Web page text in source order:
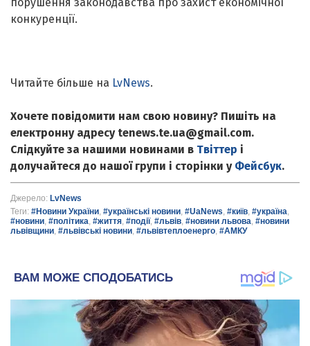
конкуренції.
Читайте більше на LvNews.
Хочете повідомити нам свою новину? Пишіть на
електронну адресу tenews.te.ua@gmail.com.
Слідкуйте за нашими новинами в Твіттер і
долучайтеся до нашої групи і сторінки у Фейсбук.
Джерело: LvNews
Теги: #Новини України, #українські новини, #UaNews, #київ, #україна,
#новини, #політика, #життя, #події, #львів, #новини львова, #новини
львівщини, #львівські новини, #львівтеплоенерго, #АМКУ